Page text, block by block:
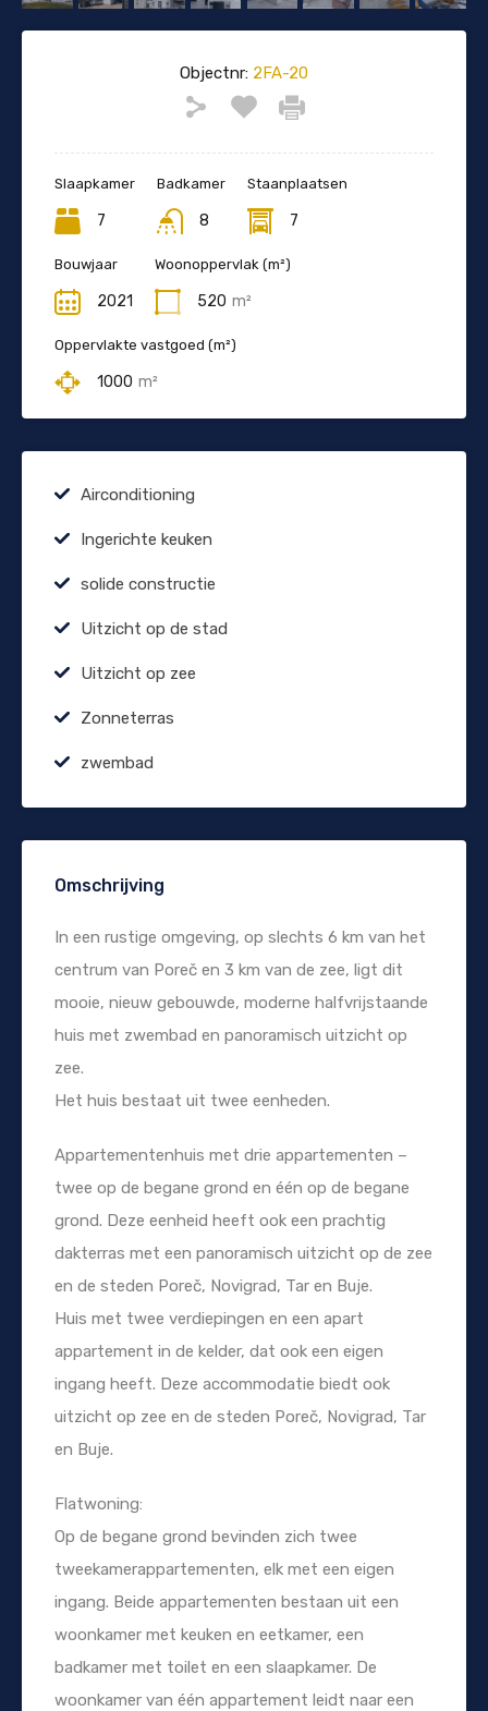
Objectnr: 2FA-20
Slaapkamer
7
Badkamer
8
Staanplaatsen
7
Bouwjaar
2021
Woonoppervlak (m²)
520 m²
Oppervlakte vastgoed (m²)
1000 m²
Airconditioning
Ingerichte keuken
solide constructie
Uitzicht op de stad
Uitzicht op zee
Zonneterras
zwembad
Omschrijving
In een rustige omgeving, op slechts 6 km van het
centrum van Poreč en 3 km van de zee, ligt dit
mooie, nieuw gebouwde, moderne halfvrijstaande
huis met zwembad en panoramisch uitzicht op
zee.
Het huis bestaat uit twee eenheden.
Appartementenhuis met drie appartementen –
twee op de begane grond en één op de begane
grond. Deze eenheid heeft ook een prachtig
dakterras met een panoramisch uitzicht op de zee
en de steden Poreč, Novigrad, Tar en Buje.
Huis met twee verdiepingen en een apart
appartement in de kelder, dat ook een eigen
ingang heeft. Deze accommodatie biedt ook
uitzicht op zee en de steden Poreč, Novigrad, Tar
en Buje.
Flatwoning:
Op de begane grond bevinden zich twee
tweekamerappartementen, elk met een eigen
ingang. Beide appartementen bestaan uit een
woonkamer met keuken en eetkamer, een
badkamer met toilet en een slaapkamer. De
woonkamer van één appartement leidt naar een